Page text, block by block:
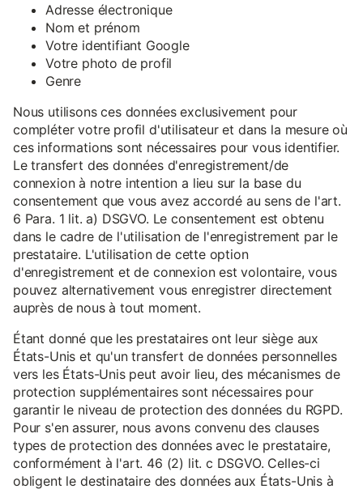
Adresse électronique
Nom et prénom
Votre identifiant Google
Votre photo de profil
Genre
Nous utilisons ces données exclusivement pour
compléter votre profil d'utilisateur et dans la mesure où
ces informations sont nécessaires pour vous identifier.
Le transfert des données d'enregistrement/de
connexion à notre intention a lieu sur la base du
consentement que vous avez accordé au sens de l'art.
6 Para. 1 lit. a) DSGVO. Le consentement est obtenu
dans le cadre de l'utilisation de l'enregistrement par le
prestataire. L'utilisation de cette option
d'enregistrement et de connexion est volontaire, vous
pouvez alternativement vous enregistrer directement
auprès de nous à tout moment.
Étant donné que les prestataires ont leur siège aux
États-Unis et qu'un transfert de données personnelles
vers les États-Unis peut avoir lieu, des mécanismes de
protection supplémentaires sont nécessaires pour
garantir le niveau de protection des données du RGPD.
Pour s'en assurer, nous avons convenu des clauses
types de protection des données avec le prestataire,
conformément à l'art. 46 (2) lit. c DSGVO. Celles-ci
obligent le destinataire des données aux États-Unis à